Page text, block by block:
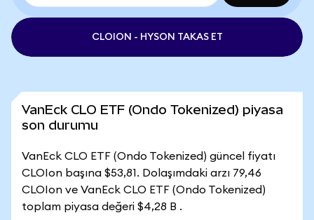
CLOION - HYSON TAKAS ET
VanEck CLO ETF (Ondo Tokenized) piyasa
son durumu
VanEck CLO ETF (Ondo Tokenized) güncel fiyatı
CLOIon başına $53,81. Dolaşımdaki arzı 79,46
CLOIon ve VanEck CLO ETF (Ondo Tokenized)
toplam piyasa değeri $4,28 B .